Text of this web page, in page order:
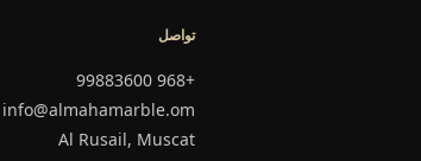
تواصل
+968 99883600
info@almahamarble.om
Al Rusail, Muscat